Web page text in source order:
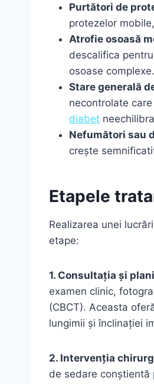
Purtători de
protezelor
Atrofie osoasă
descalifica
osoase complexe.
Stare generală
necontrolate
diabet
Nefumători sau
crește
Etapele
Realizarea unei
etape:
1. Consultația și
examen clinic,
(CBCT). Aceasta
lungimii și înclinației
2. Intervenția
de sedare